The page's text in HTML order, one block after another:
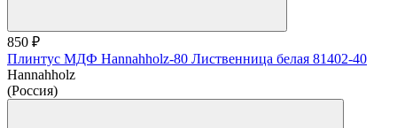
850 ₽
Плинтус МДФ Hannahholz-80 Лиственница белая 81402-40
Hannahholz
(Россия)